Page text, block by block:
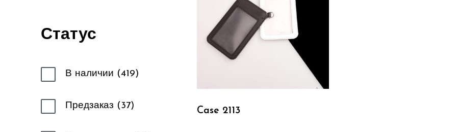
Статус
В наличии 419
Предзаказ 37 Case 2113